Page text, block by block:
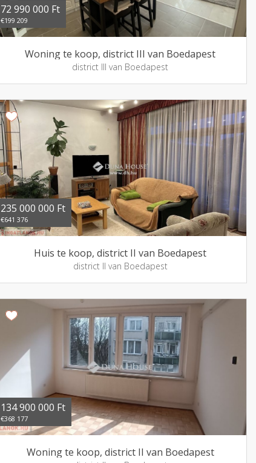
72 990 000 Ft
€199 209
Woning te koop, district III van Boedapest
district III van Boedapest
235 000 000 Ft
€641 376
Huis te koop, district II van Boedapest
district II van Boedapest
134 900 000 Ft
€368 177
Woning te koop, district II van Boedapest